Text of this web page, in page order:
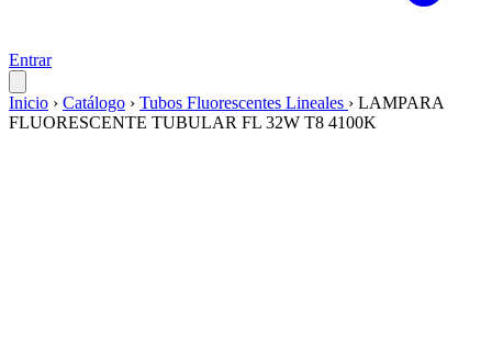
Entrar
Inicio › Catálogo › Tubos Fluorescentes Lineales › LAMPARA
FLUORESCENTE TUBULAR FL 32W T8 4100K